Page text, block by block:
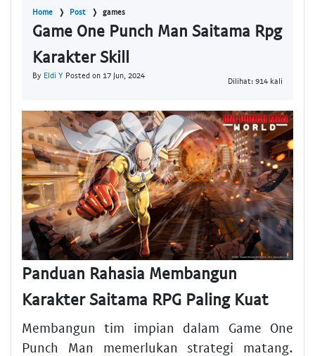
Home Post games
Game One Punch Man Saitama Rpg
Karakter Skill
By Eldi Y Posted on 17 Jun, 2024
Dilihat: 914 kali
Panduan Rahasia Membangun
Karakter Saitama RPG Paling Kuat
Membangun tim impian dalam Game One
Punch Man memerlukan strategi matang.